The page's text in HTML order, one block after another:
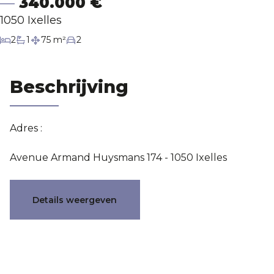
Contact
1050 Ixelles
2slaapkamers
1
badkamer
75 m² 2
Beschrijving
Adres :
Avenue Armand Huysmans 174 - 1050 Ixelles
Karakteristieken
Details weergeven